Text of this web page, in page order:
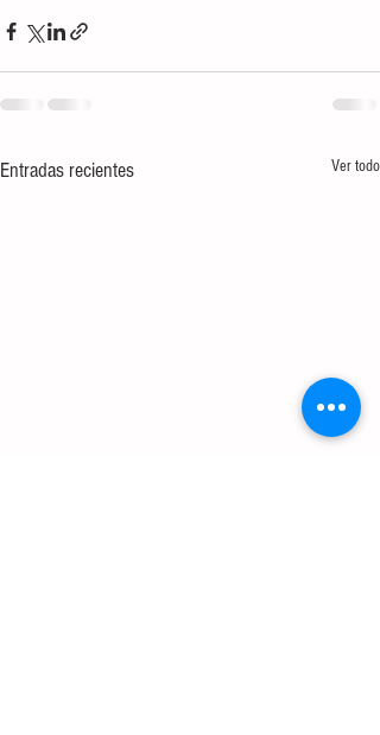
Entradas recientes Ver todo